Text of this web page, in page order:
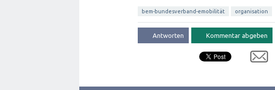
bem-bundesverband-emobilität organisation